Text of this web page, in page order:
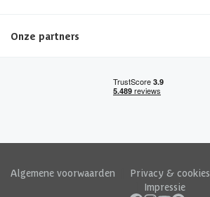
Onze partners
Algemene voorwaarden Privacy & cookies
Impressie